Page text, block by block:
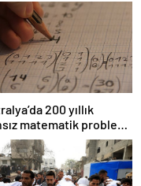
200 yıllık
matematik problemi